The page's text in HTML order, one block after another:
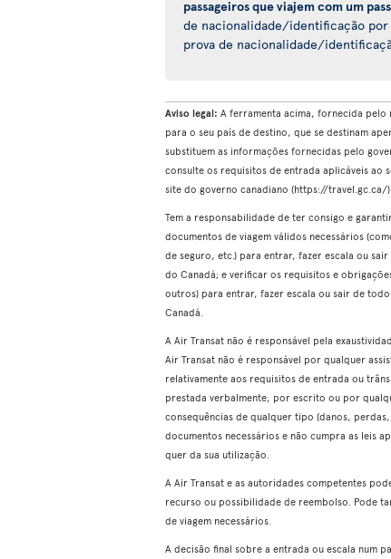
passageiros que viajem com um
de nacionalidade/identificação
prova de nacionalidade/
Aviso legal: A ferramenta acima, fornecida
para o seu país de destino, que se destinam
substituem as informações fornecidas pelo
consulte os requisitos de entrada aplicáveis ao
site do governo canadiano (https://
Tem a responsabilidade de ter consigo e
documentos de viagem válidos necessários
de seguro, etc.) para entrar, fazer escala ou
do Canadá; e verificar os requisitos e
outros) para entrar, fazer escala ou sair de
Canadá.
A Air Transat não é responsável pela
Air Transat não é responsável por qualquer
relativamente aos requisitos de entrada ou
prestada verbalmente, por escrito ou por
consequências de qualquer tipo (danos,
documentos necessários e não cumpra as leis
quer da sua utilização.
A Air Transat e as autoridades competentes
recurso ou possibilidade de reembolso. Pode
de viagem necessários.
A decisão final sobre a entrada ou escala num